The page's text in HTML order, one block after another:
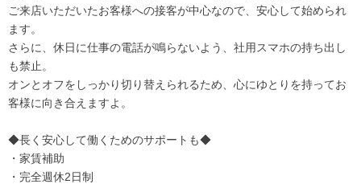
ご来店いただいたお客様への接客が中心なので、安心して始められ
ます。
さらに、休日に仕事の電話が鳴らないよう、社用スマホの持ち出し
も禁止。
オンとオフをしっかり切り替えられるため、心にゆとりを持ってお
客様に向き合えますよ。
◆長く安心して働くためのサポートも◆
・家賃補助
・完全週休2日制